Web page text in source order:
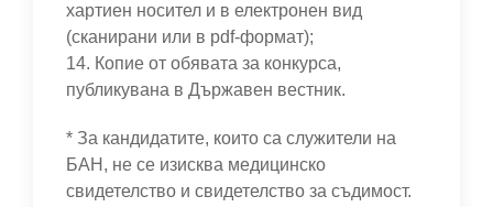
хартиен носител и в електронен вид
(сканирани или в pdf-формат);
14. Копие от обявата за конкурса,
публикувана в Държавен вестник.
* За кандидатите, които са служители на
БАН, не се изисква медицинско
свидетелство и свидетелство за съдимост.